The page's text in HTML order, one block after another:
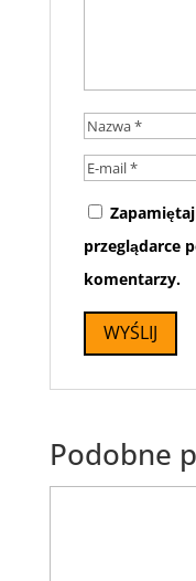
przeglądarce
komentarzy.
Podobne